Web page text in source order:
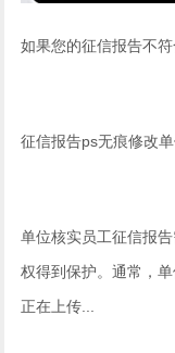
如果您的征信报告不
征信报告ps无痕修改
单位核实员工征信报
权得到保护。通常，
正在上传...